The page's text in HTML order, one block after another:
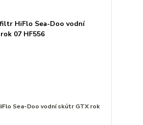
Sea-Doo vodní skútr GTX rok